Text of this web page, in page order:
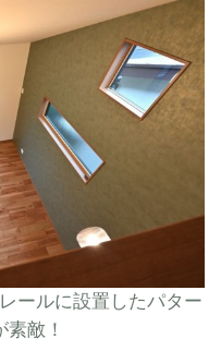
ールに設置したパター
敵！